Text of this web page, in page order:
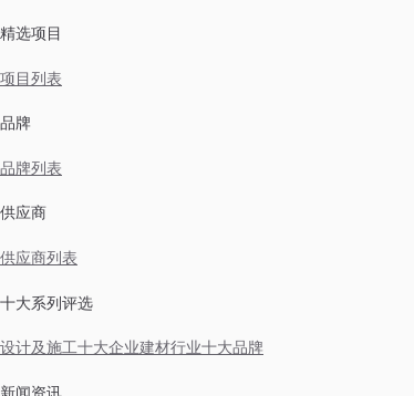
精选项目
项目列表
品牌
品牌列表
供应商
供应商列表
十大系列评选
设计及施工十大企业建材行业十大品牌